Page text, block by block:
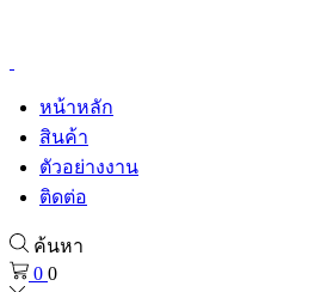
หน้าหลัก
สินค้า
ตัวอย่างงาน
ติดต่อ
ค้นหา
0 0